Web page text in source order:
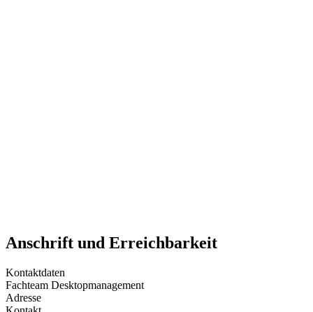
Anschrift und Erreichbarkeit
Kontaktdaten
Fachteam Desktopmanagement
Adresse